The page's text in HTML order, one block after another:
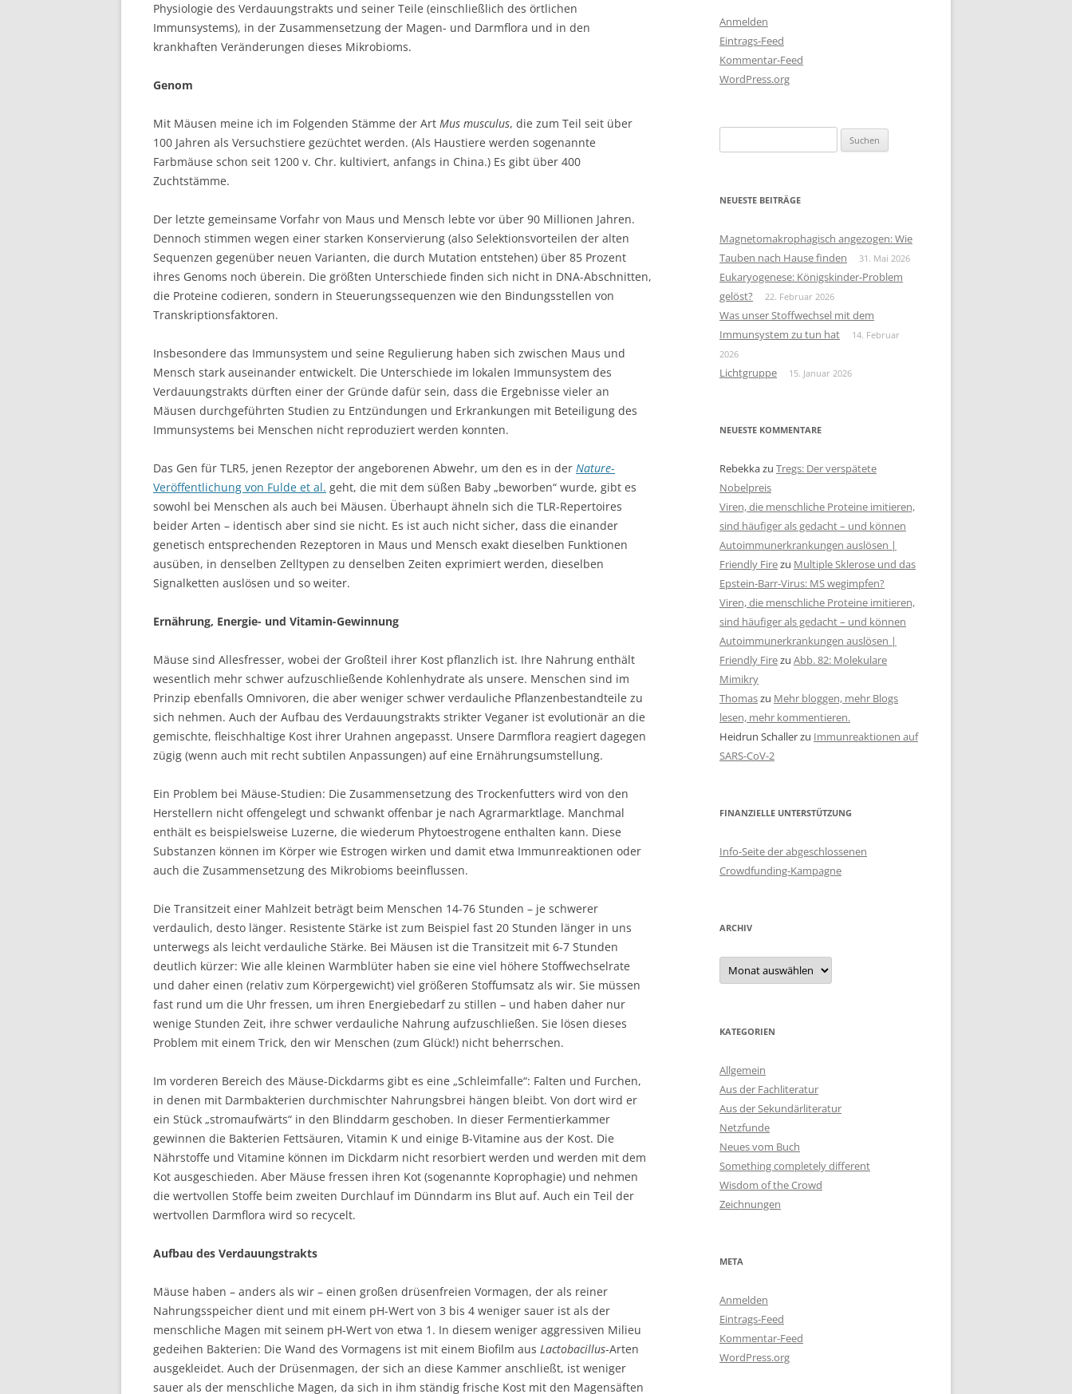
Physiologie des Verdauungstrakts und seiner Teile (einschließlich des örtlichen
Immunsystems), in der Zusammensetzung der Magen- und Darmflora und in den
krankhaften Veränderungen dieses Mikrobioms.
Genom
Mit Mäusen meine ich im Folgenden Stämme der Art Mus musculus, die zum Teil seit über
100 Jahren als Versuchstiere gezüchtet werden. (Als Haustiere werden sogenannte
Farbmäuse schon seit 1200 v. Chr. kultiviert, anfangs in China.) Es gibt über 400
Zuchtstämme.
Der letzte gemeinsame Vorfahr von Maus und Mensch lebte vor über 90 Millionen Jahren.
Dennoch stimmen wegen einer starken Konservierung (also Selektionsvorteilen der alten
Sequenzen gegenüber neuen Varianten, die durch Mutation entstehen) über 85 Prozent
ihres Genoms noch überein. Die größten Unterschiede finden sich nicht in DNA-Abschnitten,
die Proteine codieren, sondern in Steuerungssequenzen wie den Bindungsstellen von
Transkriptionsfaktoren.
Insbesondere das Immunsystem und seine Regulierung haben sich zwischen Maus und
Mensch stark auseinander entwickelt. Die Unterschiede im lokalen Immunsystem des
Verdauungstrakts dürften einer der Gründe dafür sein, dass die Ergebnisse vieler an
Mäusen durchgeführten Studien zu Entzündungen und Erkrankungen mit Beteiligung des
Immunsystems bei Menschen nicht reproduziert werden konnten.
Das Gen für TLR5, jenen Rezeptor der angeborenen Abwehr, um den es in der Nature-
Veröffentlichung von Fulde et al. geht, die mit dem süßen Baby „beworben“ wurde, gibt es
sowohl bei Menschen als auch bei Mäusen. Überhaupt ähneln sich die TLR-Repertoires
beider Arten – identisch aber sind sie nicht. Es ist auch nicht sicher, dass die einander
genetisch entsprechenden Rezeptoren in Maus und Mensch exakt dieselben Funktionen
ausüben, in denselben Zelltypen zu denselben Zeiten exprimiert werden, dieselben
Signalketten auslösen und so weiter.
Ernährung, Energie- und Vitamin-Gewinnung
Mäuse sind Allesfresser, wobei der Großteil ihrer Kost pflanzlich ist. Ihre Nahrung enthält
wesentlich mehr schwer aufzuschließende Kohlenhydrate als unsere. Menschen sind im
Prinzip ebenfalls Omnivoren, die aber weniger schwer verdauliche Pflanzenbestandteile zu
sich nehmen. Auch der Aufbau des Verdauungstrakts strikter Veganer ist evolutionär an die
gemischte, fleischhaltige Kost ihrer Urahnen angepasst. Unsere Darmflora reagiert dagegen
zügig (wenn auch mit recht subtilen Anpassungen) auf eine Ernährungsumstellung.
Ein Problem bei Mäuse-Studien: Die Zusammensetzung des Trockenfutters wird von den
Herstellern nicht offengelegt und schwankt offenbar je nach Agrarmarktlage. Manchmal
enthält es beispielsweise Luzerne, die wiederum Phytoestrogene enthalten kann. Diese
Substanzen können im Körper wie Estrogen wirken und damit etwa Immunreaktionen oder
auch die Zusammensetzung des Mikrobioms beeinflussen.
Die Transitzeit einer Mahlzeit beträgt beim Menschen 14-76 Stunden – je schwerer
verdaulich, desto länger. Resistente Stärke ist zum Beispiel fast 20 Stunden länger in uns
unterwegs als leicht verdauliche Stärke. Bei Mäusen ist die Transitzeit mit 6-7 Stunden
deutlich kürzer: Wie alle kleinen Warmblüter haben sie eine viel höhere Stoffwechselrate
und daher einen (relativ zum Körpergewicht) viel größeren Stoffumsatz als wir. Sie müssen
fast rund um die Uhr fressen, um ihren Energiebedarf zu stillen – und haben daher nur
wenige Stunden Zeit, ihre schwer verdauliche Nahrung aufzuschließen. Sie lösen dieses
Problem mit einem Trick, den wir Menschen (zum Glück!) nicht beherrschen.
Im vorderen Bereich des Mäuse-Dickdarms gibt es eine „Schleimfalle“: Falten und Furchen,
in denen mit Darmbakterien durchmischter Nahrungsbrei hängen bleibt. Von dort wird er
ein Stück „stromaufwärts“ in den Blinddarm geschoben. In dieser Fermentierkammer
gewinnen die Bakterien Fettsäuren, Vitamin K und einige B-Vitamine aus der Kost. Die
Nährstoffe und Vitamine können im Dickdarm nicht resorbiert werden und werden mit dem
Kot ausgeschieden. Aber Mäuse fressen ihren Kot (sogenannte Koprophagie) und nehmen
die wertvollen Stoffe beim zweiten Durchlauf im Dünndarm ins Blut auf. Auch ein Teil der
wertvollen Darmflora wird so recycelt.
Aufbau des Verdauungstrakts
Mäuse haben – anders als wir – einen großen drüsenfreien Vormagen, der als reiner
Nahrungsspeicher dient und mit einem pH-Wert von 3 bis 4 weniger sauer ist als der
menschliche Magen mit seinem pH-Wert von etwa 1. In diesem weniger aggressiven Milieu
gedeihen Bakterien: Die Wand des Vormagens ist mit einem Biofilm aus Lactobacillus-Arten
ausgekleidet. Auch der Drüsenmagen, der sich an diese Kammer anschließt, ist weniger
sauer als der menschliche Magen, da sich in ihm ständig frische Kost mit den Magensäften
Anmelden
Eintrags-Feed
Kommentar-Feed
WordPress.org
nach:
NEUESTE BEITRÄGE
Magnetomakrophagisch angezogen: Wie
Tauben nach Hause finden
31. Mai 2026
Eukaryogenese: Königskinder-Problem
gelöst?
22. Februar 2026
Was unser Stoffwechsel mit dem
Immunsystem zu tun hat
14. Februar
2026
Lichtgruppe 15. Januar 2026
NEUESTE KOMMENTARE
Rebekkazu Tregs: Der verspätete
Nobelpreis
Viren, die menschliche Proteine imitieren,
sind häufiger als gedacht – und können
Autoimmunerkrankungen auslösen |
Friendly Firezu Multiple Sklerose und das
Epstein-Barr-Virus: MS wegimpfen?
Viren, die menschliche Proteine imitieren,
sind häufiger als gedacht – und können
Autoimmunerkrankungen auslösen |
Friendly Firezu Abb. 82: Molekulare
Mimikry
Thomaszu Mehr bloggen, mehr Blogs
lesen, mehr kommentieren.
Heidrun Schallerzu Immunreaktionen auf
SARS-CoV-2
FINANZIELLE UNTERSTÜTZUNG
Info-Seite der abgeschlossenen
Crowdfunding-Kampagne
ARCHIV
Archiv
KATEGORIEN
Allgemein
Aus der Fachliteratur
Aus der Sekundärliteratur
Netzfunde
Neues vom Buch
Something completely different
Wisdom of the Crowd
Zeichnungen
META
Anmelden
Eintrags-Feed
Kommentar-Feed
WordPress.org